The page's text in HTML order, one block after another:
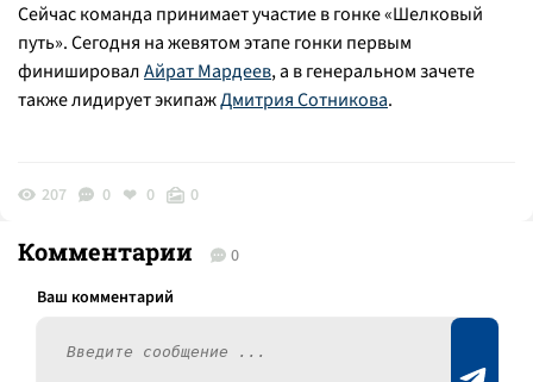
Сейчас команда принимает участие в гонке «Шелковый
путь». Сегодня на жевятом этапе гонки первым
финишировалАйрат Мардеев, а в генеральном зачете
также лидирует экипажДмитрия Сотникова.
207 0 0 0
Комментарии 0